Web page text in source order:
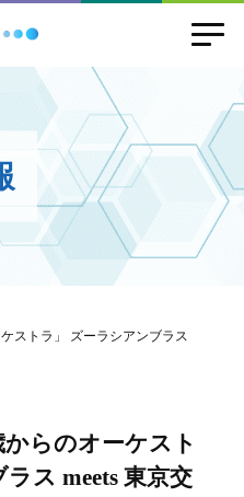
ストラ」 ズーラシアンブラス
らのオーケスト
ス meets 東京交